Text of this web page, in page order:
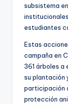
subsistema
estudiantes
Estas
campaña en
361 árboles a
su plantación
participación
protección